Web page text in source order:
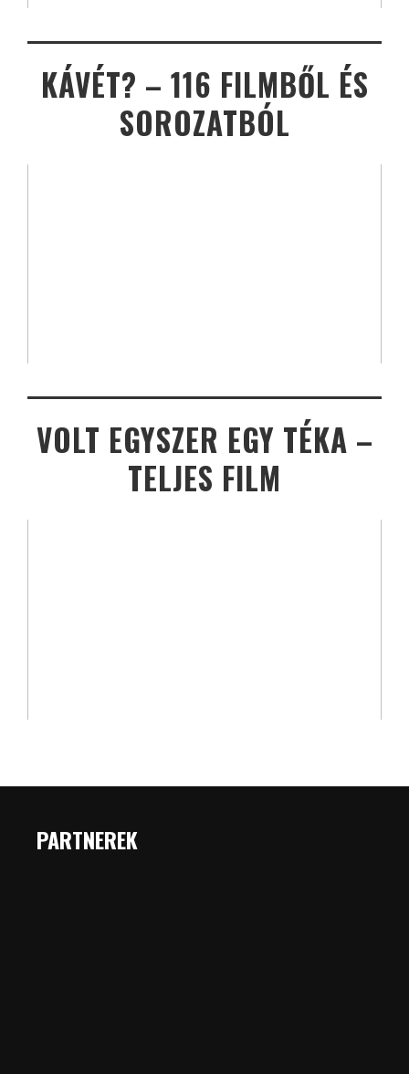
KÁVÉT? – 116 FILMBŐL ÉS
SOROZATBÓL
VOLT EGYSZER EGY TÉKA –
TELJES FILM
PARTNEREK